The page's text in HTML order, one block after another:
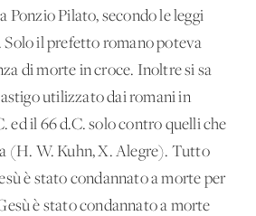
Ponzio Pilato, secondo le leggi
Solo il prefetto romano poteva
di morte in croce. Inoltre si sa
utilizzato dai romani in
ed il 66 d.C. solo contro quelli che
(H. W. Kuhn, X. Alegre). Tutto
è stato condannato a morte per
è stato condannato a morte